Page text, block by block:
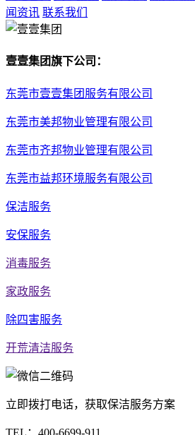
闻资讯 联系我们
壹壹集团旗下公司：
东莞市壹壹集团服务有限公司
东莞市美邦物业管理有限公司
东莞市齐邦物业管理有限公司
东莞市益邦环境服务有限公司
保洁服务
安保服务
消毒服务
家政服务
除四害服务
开荒清洁服务
立即拨打电话，获取保洁服务方案
TEL： 400-6699-911